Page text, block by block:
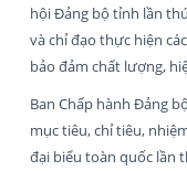
hội Đảng bộ tỉnh lần
và chỉ đạo thực hiện
bảo đảm chất lượng,
Ban Chấp hành Đảng
mục tiêu, chỉ tiêu,
đại biểu toàn quốc lần